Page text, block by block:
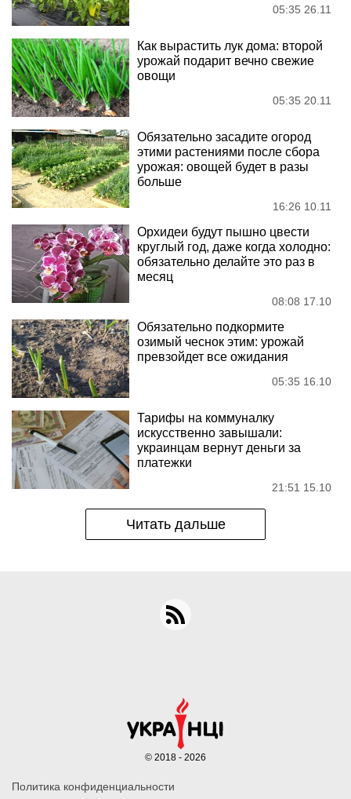
05:35 26.11
Как вырастить лук дома: второй
урожай подарит вечно свежие
овощи
05:35 20.11
Обязательно засадите огород
этими растениями после сбора
урожая: овощей будет в разы
больше
16:26 10.11
Орхидеи будут пышно цвести
круглый год, даже когда холодно:
обязательно делайте это раз в
месяц
08:08 17.10
Обязательно подкормите
озимый чеснок этим: урожай
превзойдет все ожидания
05:35 16.10
Тарифы на коммуналку
искусственно завышали:
украинцам вернут деньги за
платежки
21:51 15.10
Читать дальше
Политика конфиденциальности
© 2018 - 2026